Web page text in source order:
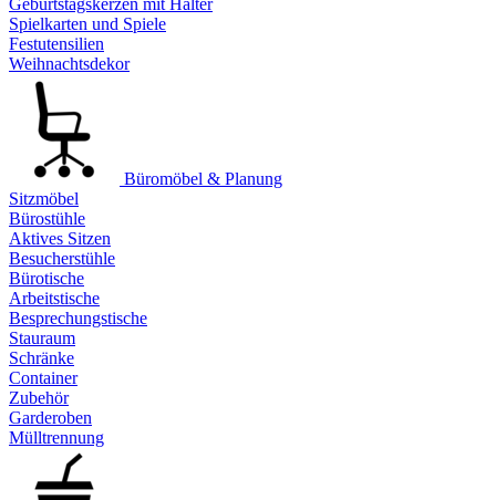
Geburtstagskerzen mit Halter
Spielkarten und Spiele
Festutensilien
Weihnachtsdekor
Büromöbel & Planung
Sitzmöbel
Bürostühle
Aktives Sitzen
Besucherstühle
Bürotische
Arbeitstische
Besprechungstische
Stauraum
Schränke
Container
Zubehör
Garderoben
Mülltrennung